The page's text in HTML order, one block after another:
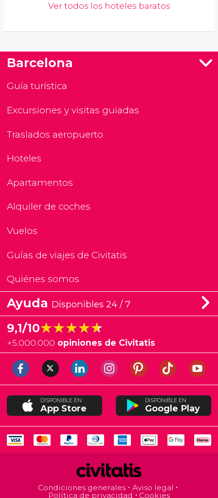
Ver todos los hoteles baratos
Barcelona
Guía turística
Excursiones y visitas guiadas
Traslados aeropuerto
Hoteles
Apartamentos
Alquiler de coches
Vuelos
Guías de viajes de Civitatis
Quiénes somos
Ayuda Disponibles 24 / 7
9,1/10★★★★★
★★★★★
+5.000.000 opiniones de Civitatis
DISPONIBLE EN
App Store
DISPONIBLE EN
Google Play
Condiciones generales
Aviso legal
Política de privacidad
Cookies